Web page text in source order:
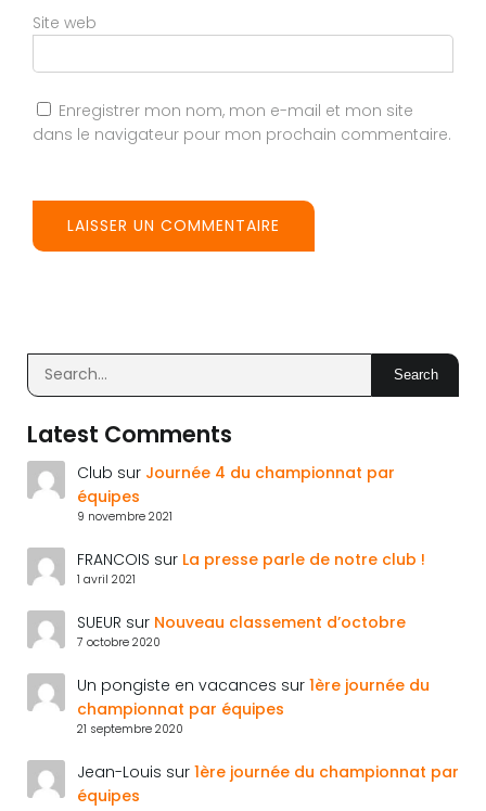
Site web
Enregistrer mon nom, mon e-mail et mon site
dans le navigateur pour mon prochain commentaire.
Search
Latest Comments
Club sur Journée 4 du championnat par
équipes
9 novembre 2021
FRANCOIS sur La presse parle de notre club !
1 avril 2021
SUEUR sur Nouveau classement d’octobre
7 octobre 2020
Un pongiste en vacances sur 1ère journée du
championnat par équipes
21 septembre 2020
Jean-Louis sur 1ère journée du championnat par
équipes